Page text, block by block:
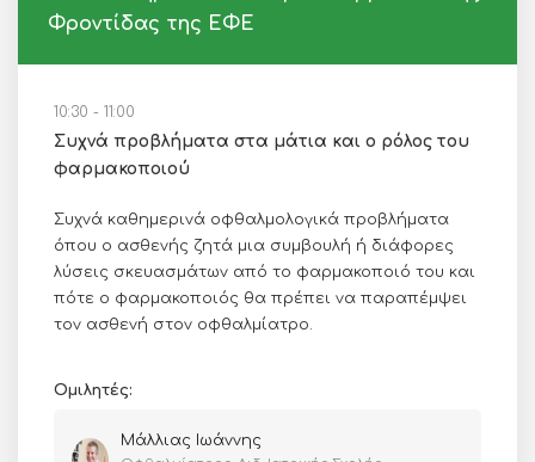
Φροντίδας της ΕΦΕ
10:30 - 11:00
Συχνά προβλήματα στα μάτια και ο ρόλος του
φαρμακοποιού
Συχνά καθημερινά οφθαλμολογικά προβλήματα
όπου ο ασθενής ζητά μια συμβουλή ή διάφορες
λύσεις σκευασμάτων από το φαρμακοποιό του και
πότε ο φαρμακοποιός θα πρέπει να παραπέμψει
τον ασθενή στον οφθαλμίατρο.
Ομιλητές:
Μάλλιας Ιωάννης